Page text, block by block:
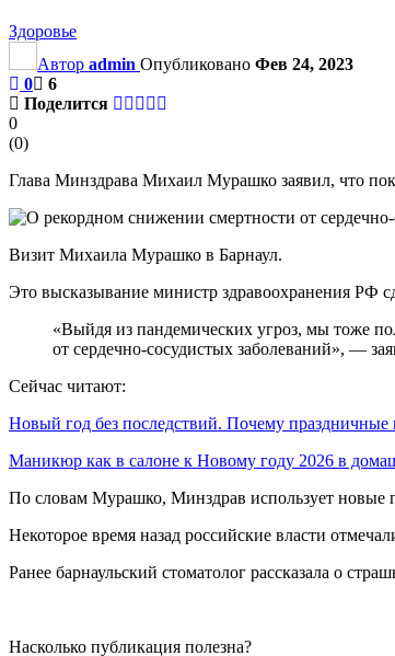
Здоровье
Автор admin Опубликовано Фев 24, 2023
0
6
Поделится
0
(0)
Глава Минздрава Михаил Мурашко заявил, что
Визит Михаила Мурашко в Барнаул.
Это высказывание министр здравоохранения РФ
«Выйдя из пандемических угроз, мы тоже
от сердечно-сосудистых заболеваний», —
Сейчас читают:
Новый год без последствий. Почему
Маникюр как в салоне к Новому году 2026 в
По cловам Мурашко, Минздрав использует новые
Некоторое время назад российские власти
Ранее барнаульский стоматолог рассказала о
Насколько публикация полезна?